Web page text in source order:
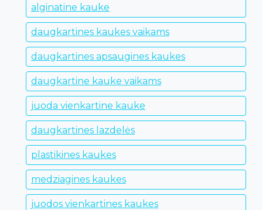
alginatine kauke
daugkartines kaukes vaikams
daugkartines apsaugines kaukes
daugkartine kauke vaikams
juoda vienkartine kauke
daugkartines lazdelės
plastikines kaukes
medziagines kaukes
juodos vienkartines kaukes